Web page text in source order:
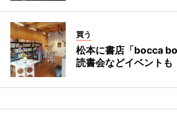
買う
松本に書店「bocca
読書会などイベントも